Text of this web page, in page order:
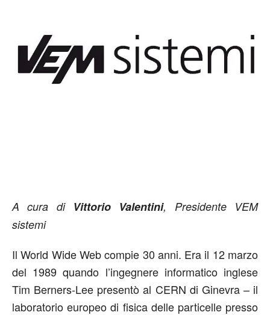
A cura di Vittorio Valentini, Presidente VEM
sistemi
Il World Wide Web compie 30 anni. Era il 12 marzo
del 1989 quando l’ingegnere informatico inglese
Tim Berners-Lee presentò al CERN di Ginevra – il
laboratorio europeo di fisica delle particelle presso